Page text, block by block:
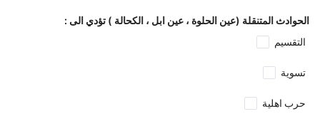
الحوادث المتنقلة (عين الحلوة ، عين ابل ، الكحالة ) تؤدي الى :
التقسيم
تسوية
حرب اهلية